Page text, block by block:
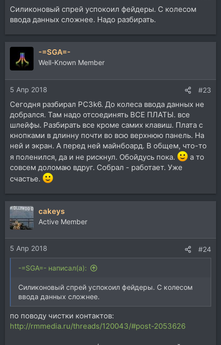
Силиконовый спрей успокоил фейдеры. С колесом
ввода данных сложнее. Надо разбирать.
-=SGA=-
Well-Known Member
5 Апр 2018 #23
Сегодня разбирал PC3k6. До колеса ввода данных не
добрался. Там надо отсоединять ВСЕ ПЛАТЫ. все
шлейфы. Разбирать все кроме самих клавиш. Плата с
кнопками в длинну почти во всю верхнюю панель. На
ней и экран. А перед ней майнбоард. В общем, что-то
я поленился, да и не рискнул. Обойдусь пока.
а то
совсем доломаю вдруг. Собрал - работает. Уже
счастье.
cakeys
Active Member
5 Апр 2018 #24
-=SGA=- написал(а):
Силиконовый спрей успокоил фейдеры. С колесом
ввода данных сложнее.
по поводу чистки контактов:
http://rmmedia.ru/threads/120043/#post-2053626